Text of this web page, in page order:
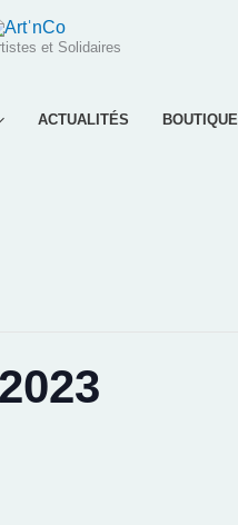
et Solidaires
ACTUALITÉS BOUTIQUE